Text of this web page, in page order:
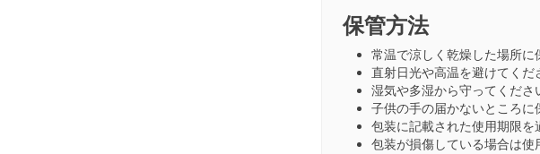
保管方法
常温で涼しく乾燥した場所に
直射日光や高温を避けてくだ
湿気や多湿から守ってくださ
子供の手の届かないところに
包装に記載された使用期限を
包装が損傷している場合は使